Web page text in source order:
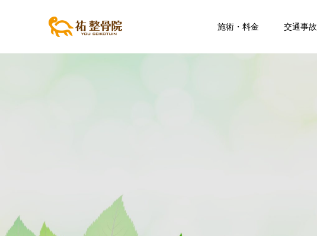
施術・料金 交通事故